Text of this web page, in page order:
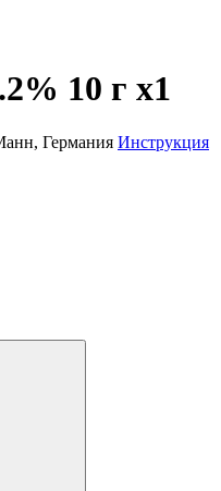
10 г x1
Германия Инструкция